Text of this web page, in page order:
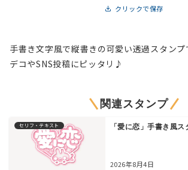
クリックで保存
手書き文字風で縦書きの可愛い透過スタン
デコやSNS投稿にピッタリ♪
関連スタンプ
セリフ・テキスト 「愛に恋」手書き風ス
2026年8月4日